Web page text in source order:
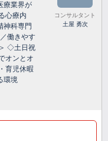
療業界が
心療内
神科専門
働きやす
◇土日祝
オンとオ
育児休暇
環境
コンサルタント
土屋 勇次